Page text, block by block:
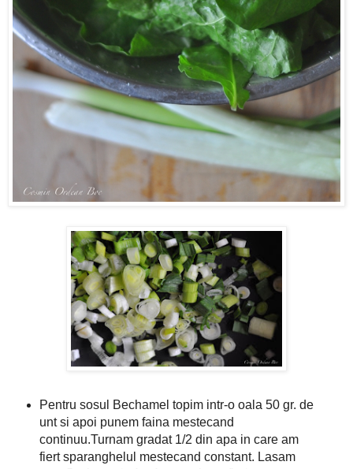
Pentru sosul Bechamel topim intr-o oala 50 gr. de
unt si apoi punem faina mestecand
continuu.Turnam gradat 1/2 din apa in care am
fiert sparanghelul mestecand constant. Lasam